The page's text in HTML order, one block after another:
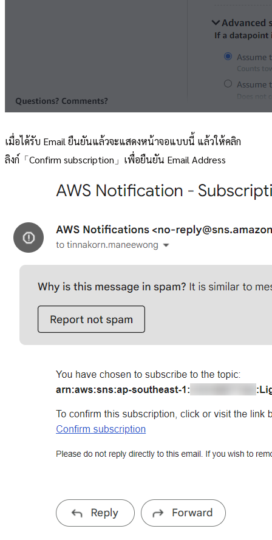
เมื่อได้รับ Email ยืนยันแล้วจะแสดงหน้าจอแบบนี้ แล้วให้คลิก
ลิงก์「Confirm subscription」เพื่อยืนยัน Email Address